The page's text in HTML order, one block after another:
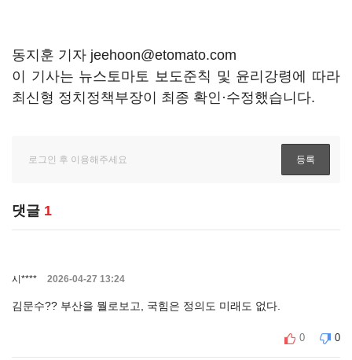
동지훈 기자 jeehoon@etomato.com
이 기사는 뉴스토마토 보도준칙 및 윤리강령에 따라
최신형 정치정책부장이 최종 확인·수정했습니다.
댓글 1
시**** 2026-04-27 13:24
김문수?? 부산을 뭘로보고, 국힘은 정의도 미래도 없다.
0 0